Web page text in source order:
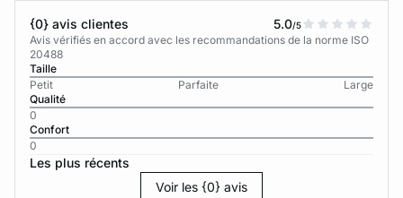
{0} avis clientes 5.0/5
Avis vérifiés en accord avec les recommandations de la norme ISO
20488
Taille
Petit
Parfaite
Large
Qualité
0
Confort
0
Les plus récents
Voir les {0} avis